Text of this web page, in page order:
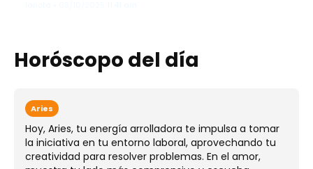
Horóscopo del día
Aries
Hoy, Aries, tu energía arrolladora te impulsa a tomar
la iniciativa en tu entorno laboral, aprovechando tu
creatividad para resolver problemas. En el amor,